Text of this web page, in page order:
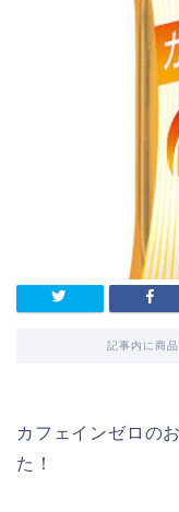
記事内に商
カフェインゼロの
た！